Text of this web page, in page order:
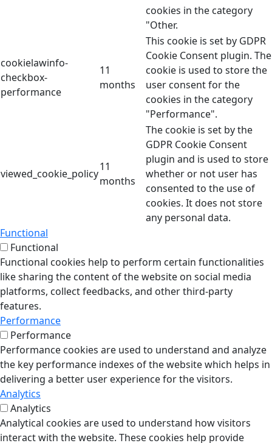
cookies in the category
"Other.
cookielawinfo-
checkbox-
performance
11
months
This cookie is set by GDPR
Cookie Consent plugin. The
cookie is used to store the
user consent for the
cookies in the category
"Performance".
viewed_cookie_policy
11
months
The cookie is set by the
GDPR Cookie Consent
plugin and is used to store
whether or not user has
consented to the use of
cookies. It does not store
any personal data.
Functional
Functional
Functional cookies help to perform certain functionalities
like sharing the content of the website on social media
platforms, collect feedbacks, and other third-party
features.
Performance
Performance
Performance cookies are used to understand and analyze
the key performance indexes of the website which helps in
delivering a better user experience for the visitors.
Analytics
Analytics
Analytical cookies are used to understand how visitors
interact with the website. These cookies help provide